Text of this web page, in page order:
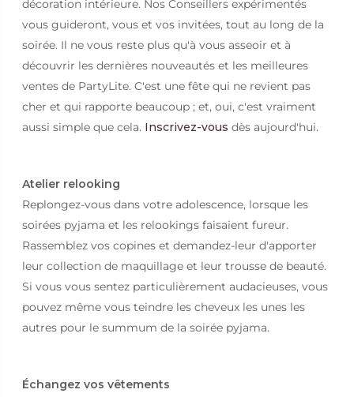
décoration intérieure. Nos Conseillers expérimentés
vous guideront, vous et vos invitées, tout au long de la
soirée. Il ne vous reste plus qu'à vous asseoir et à
découvrir les dernières nouveautés et les meilleures
ventes de PartyLite. C'est une fête qui ne revient pas
cher et qui rapporte beaucoup ; et, oui, c'est vraiment
aussi simple que cela. Inscrivez-vous dès aujourd'hui.
Atelier relooking
Replongez-vous dans votre adolescence, lorsque les
soirées pyjama et les relookings faisaient fureur.
Rassemblez vos copines et demandez-leur d'apporter
leur collection de maquillage et leur trousse de beauté.
Si vous vous sentez particulièrement audacieuses, vous
pouvez même vous teindre les cheveux les unes les
autres pour le summum de la soirée pyjama.
Échangez vos vêtements